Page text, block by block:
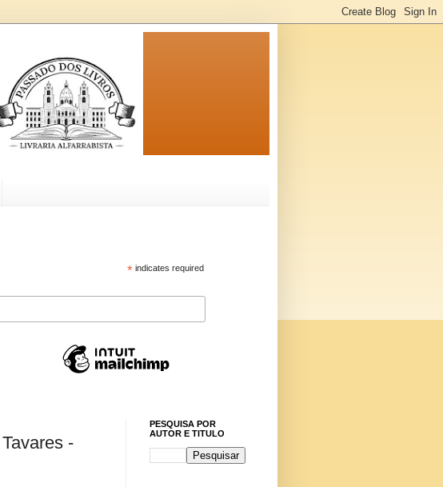
*indicates required
-
PESQUISA POR
AUTOR E TITULO